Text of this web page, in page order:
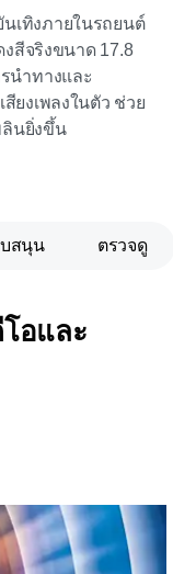
เทิงภายในรถยนต์
สีจริงขนาด 17.8
นำทางและ
ยงเพลงในตัว ช่วย
ลินยิ่งขึ้น
สนุน ตรวจดู
อและ